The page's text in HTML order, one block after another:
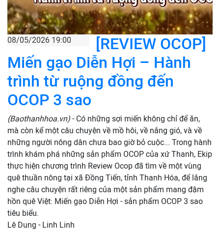
08/05/2026 19:00
[REVIEW OCOP]
Miến gạo Diễn Hợi – Hành
trình từ ruộng đồng đến
OCOP 3 sao
(Baothanhhoa.vn) - Có những sợi miến không chỉ để ăn,
mà còn kể một câu chuyện về mồ hôi, về nắng gió, và về
những người nông dân chưa bao giờ bỏ cuộc... Trong hành
trình khám phá những sản phẩm OCOP của xứ Thanh, Ekip
thực hiện chương trình Review Ocop đã tìm về một vùng
quê thuần nông tại xã Đồng Tiến, tỉnh Thanh Hóa, để lắng
nghe câu chuyện rất riêng của một sản phẩm mang đậm
hồn quê Việt: Miến gạo Diễn Hợi - sản phẩm OCOP 3 sao
tiêu biểu.
Lê Dung - Linh Linh